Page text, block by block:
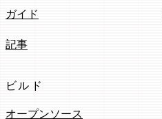
ガイド
記事
ビルド
オープンソース